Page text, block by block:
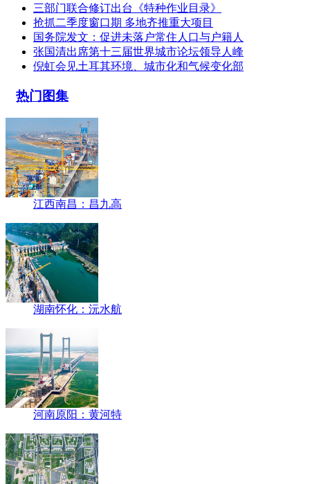
三部门联合修订出台《特种作业目录》
抢抓二季度窗口期 多地齐推重大项目
国务院发文：促进未落户常住人口与户籍人
张国清出席第十三届世界城市论坛领导人峰
倪虹会见土耳其环境、城市化和气候变化部
热门图集
江西南昌：昌九高
湖南怀化：沅水航
河南原阳：黄河特